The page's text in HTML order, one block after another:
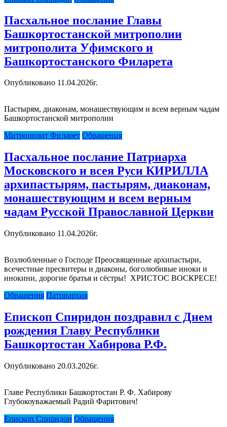
Пасхальное послание Главы
Башкортостанской митрополии
митрополита Уфимского и
Башкортостанского Филарета
Опубликовано 11.04.2026г.
Пастырям, диаконам, монашествующим и всем верным чадам
Башкортостанской митрополии
Митрополит Филарет Обращения
Пасхальное послание Патриарха
Московского и всея Руси КИРИЛЛА
архипастырям, пастырям, диаконам,
монашествующим и всем верным
чадам Русской Православной Церкви
Опубликовано 11.04.2026г.
Возлюбленные о Господе Преосвященные архипастыри,
всечестные пресвитеры и диаконы, боголюбивые иноки и
инокини, дорогие братья и сёстры! ХРИСТОС ВОСКРЕСЕ!
Обращения Патриархия
Епископ Спиридон поздравил с Днем
рождения Главу Республики
Башкортостан Хабирова Р.Ф.
Опубликовано 20.03.2026г.
Главе Республики Башкортостан Р. Ф. Хабирову
Глубокоуважаемый Радий Фаритович!
Епископ Спиридон Обращения